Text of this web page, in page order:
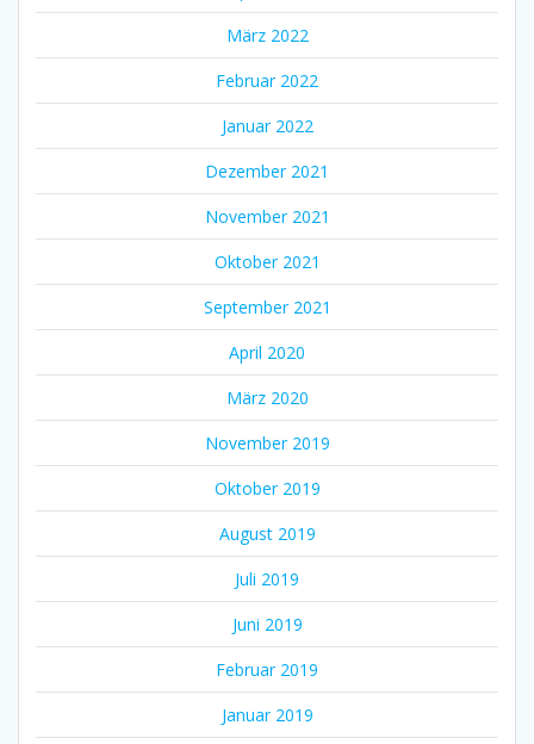
März 2022
Februar 2022
Januar 2022
Dezember 2021
November 2021
Oktober 2021
September 2021
April 2020
März 2020
November 2019
Oktober 2019
August 2019
Juli 2019
Juni 2019
Februar 2019
Januar 2019